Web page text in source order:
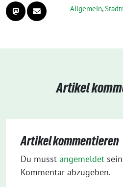
Allgemein,
Artikel
Artikel kommentieren
Du musst angemeldet
Kommentar abzugeben.